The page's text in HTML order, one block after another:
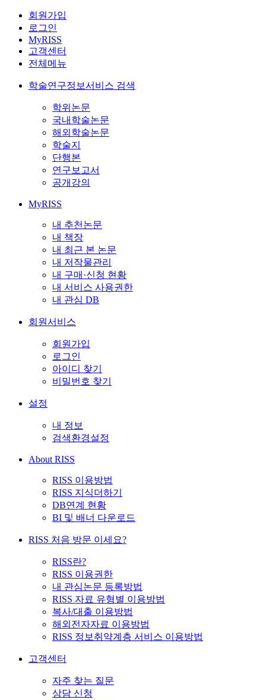
회원가입
로그인
MyRISS
고객센터
전체메뉴
학술연구정보서비스 검색
학위논문
국내학술논문
해외학술논문
학술지
단행본
연구보고서
공개강의
MyRISS
내 추천논문
내 책장
내 최근 본 논문
내 저작물관리
내 구매·신청 현황
내 서비스 사용권한
내 관심 DB
회원서비스
회원가입
로그인
아이디 찾기
비밀번호 찾기
설정
내 정보
검색환경설정
About RISS
RISS 이용방법
RISS 지식더하기
DB연계 현황
BI 및 배너 다운로드
RISS 처음 방문 이세요?
RISS란?
RISS 이용권한
내 관심논문 등록방법
RISS 자료 유형별 이용방법
복사/대출 이용방법
해외전자자료 이용방법
RISS 정보취약계층 서비스 이용방법
고객센터
자주 찾는 질문
상담 신청